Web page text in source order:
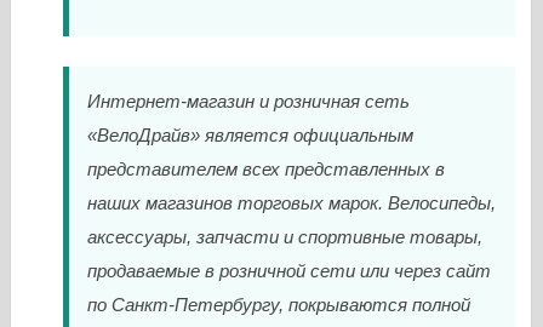
Интернет-магазин и розничная сеть
«ВелоДрайв» является официальным
представителем всех представленных в
наших магазинов торговых марок. Велосипеды,
аксессуары, запчасти и спортивные товары,
продаваемые в розничной сети или через сайт
по Санкт-Петербургу, покрываются полной